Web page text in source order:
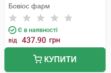
Бовіос фарм
Є в наявності
від 437.90 грн
КУПИТИ